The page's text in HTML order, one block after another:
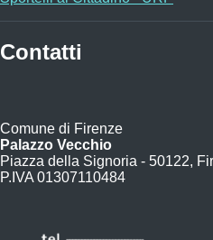
Contatti
Comune di Firenze
Palazzo Vecchio
Piazza della Signoria - 50122,
P.IVA 01307110484